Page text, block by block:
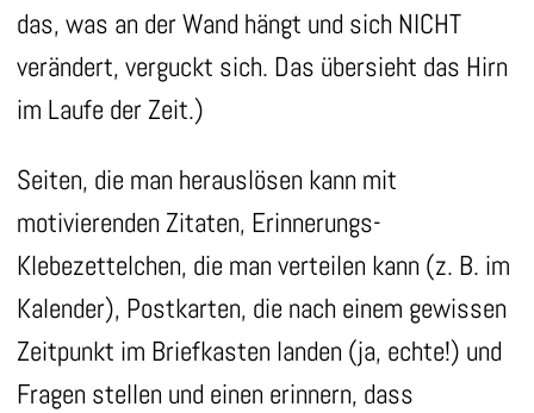
das, was an der Wand hängt und sich NICHT
verändert, verguckt sich. Das übersieht das Hirn
im Laufe der Zeit.)
Seiten, die man herauslösen kann mit
motivierenden Zitaten, Erinnerungs-
Klebezettelchen, die man verteilen kann (z. B. im
Kalender), Postkarten, die nach einem gewissen
Zeitpunkt im Briefkasten landen (ja, echte!) und
Fragen stellen und einen erinnern, dass